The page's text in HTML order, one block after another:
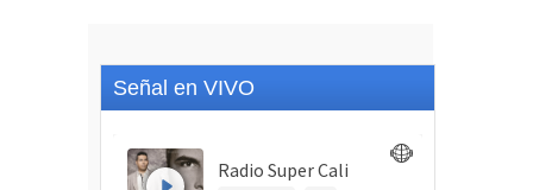
Señal en VIVO